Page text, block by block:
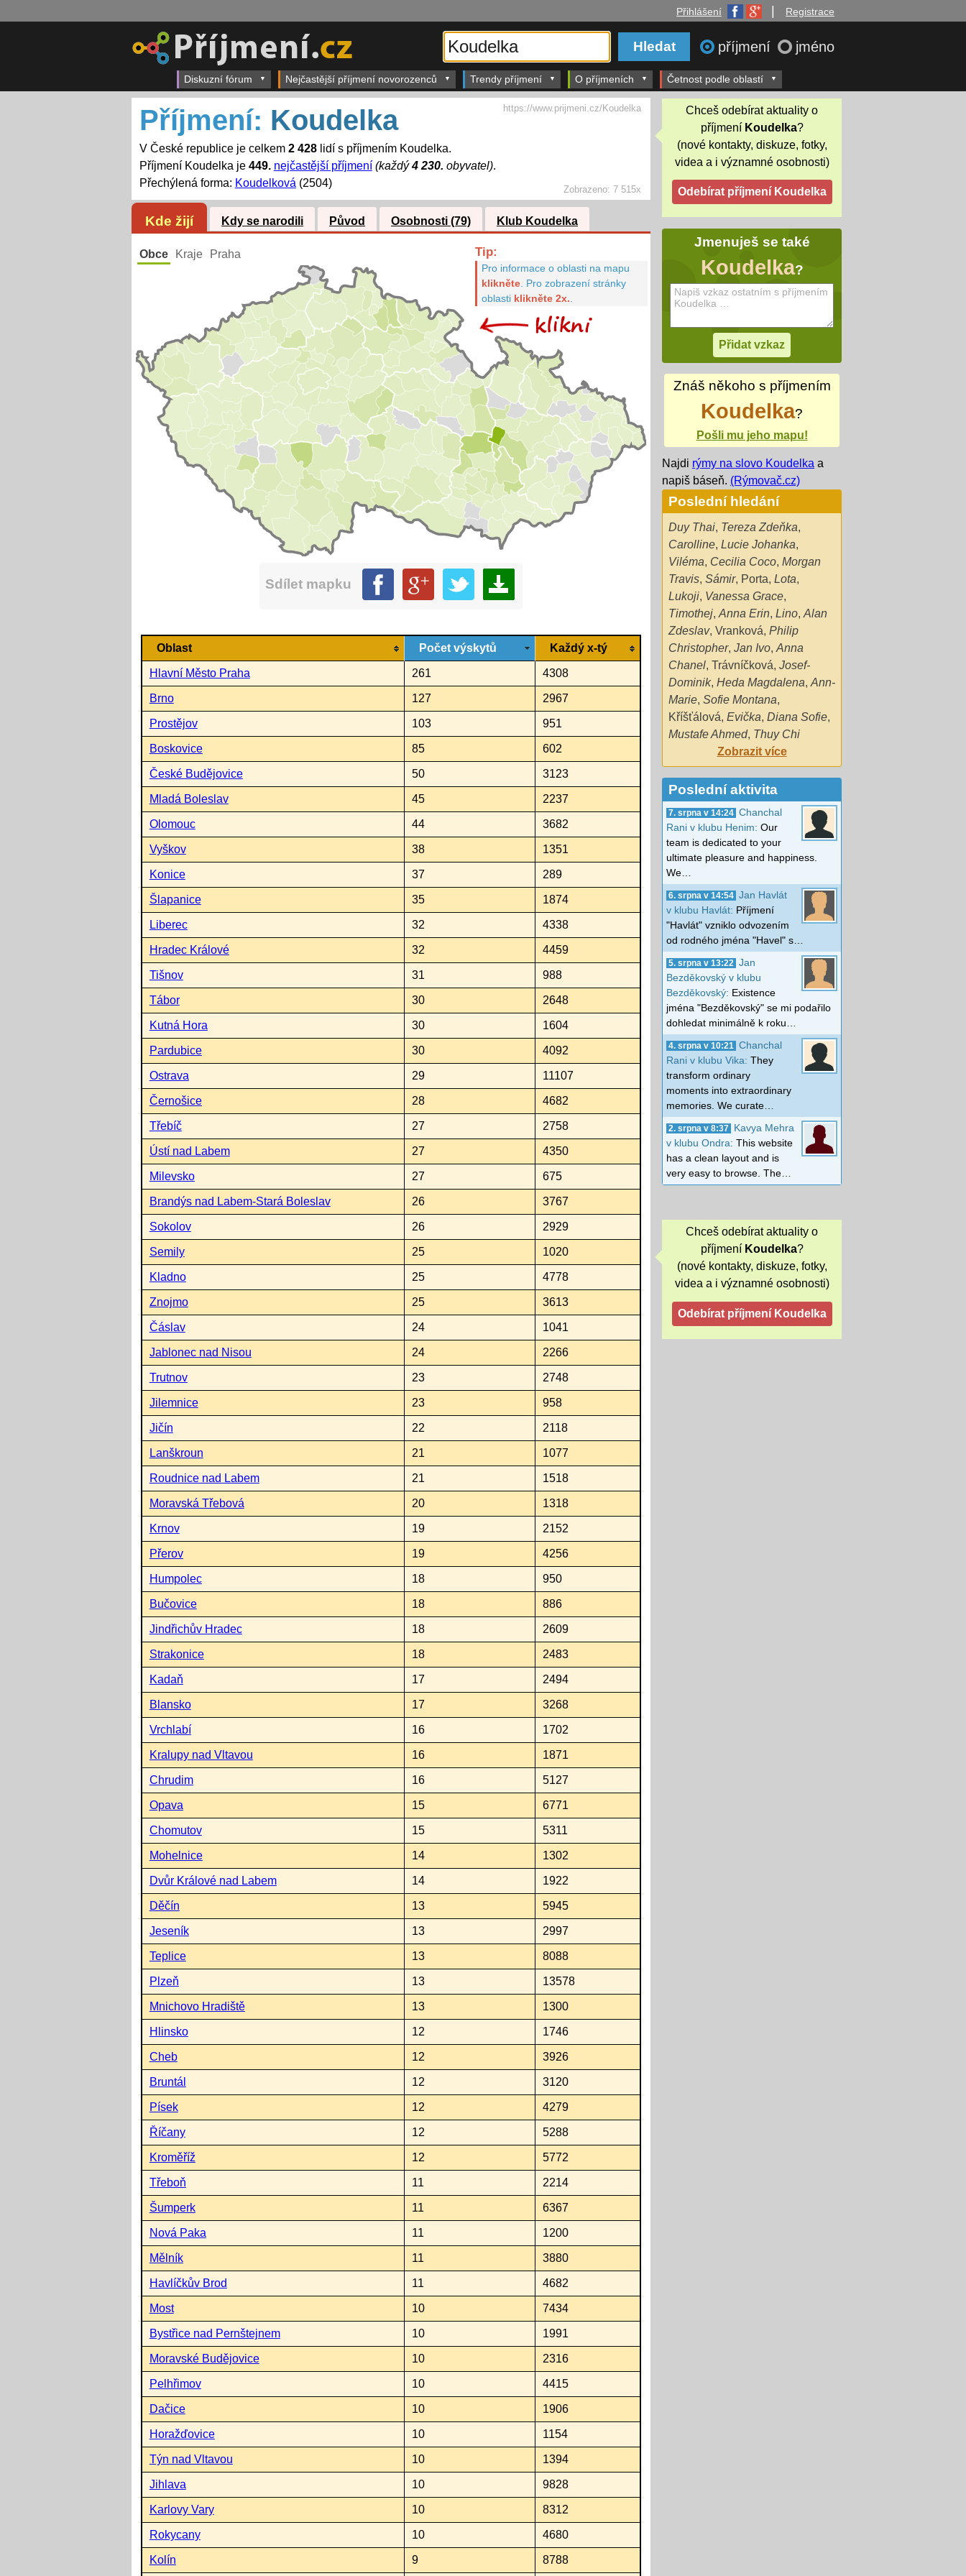
Přihlášení Registrace
příjmení jméno
Diskuzní fórum Nejčastější příjmení novorozenců Trendy příjmení O příjmeních Četnost podle oblastí
Zobrazeno:7 515x
Příjmení: Koudelka
V České republice je celkem 2 428lidí s příjmením Koudelka.
Příjmení Koudelka je 449. nejčastější příjmení (každý4 230. obyvatel).
Přechýlená forma: Koudelková (2504)
https://www.prijmeni.cz/Koudelka
Kde žijí Kdy se narodili Původ Osobnosti (79) Klub Koudelka
Obce Kraje Praha Tip:
Pro informace o oblasti na mapu
klikněte. Pro zobrazení stránky
oblasti klikněte 2x.
Sdílet mapku
Oblast Počet výskytů Každý x-tý
Hlavní Město Praha 261 4308
Brno 127 2967
Prostějov 103 951
Boskovice 85 602
České Budějovice 50 3123
Mladá Boleslav 45 2237
Olomouc 44 3682
Vyškov 38 1351
Konice 37 289
Šlapanice 35 1874
Liberec 32 4338
Hradec Králové 32 4459
Tišnov 31 988
Tábor 30 2648
Kutná Hora 30 1604
Pardubice 30 4092
Ostrava 29 11107
Černošice 28 4682
Třebíč 27 2758
Ústí nad Labem 27 4350
Milevsko 27 675
Brandýs nad Labem-Stará Boleslav 26 3767
Sokolov 26 2929
Semily 25 1020
Kladno 25 4778
Znojmo 25 3613
Čáslav 24 1041
Jablonec nad Nisou 24 2266
Trutnov 23 2748
Jilemnice 23 958
Jičín 22 2118
Lanškroun 21 1077
Roudnice nad Labem 21 1518
Moravská Třebová 20 1318
Krnov 19 2152
Přerov 19 4256
Humpolec 18 950
Bučovice 18 886
Jindřichův Hradec 18 2609
Strakonice 18 2483
Kadaň 17 2494
Blansko 17 3268
Vrchlabí 16 1702
Kralupy nad Vltavou 16 1871
Chrudim 16 5127
Opava 15 6771
Chomutov 15 5311
Mohelnice 14 1302
Dvůr Králové nad Labem 14 1922
Děčín 13 5945
Jeseník 13 2997
Teplice 13 8088
Plzeň 13 13578
Mnichovo Hradiště 13 1300
Hlinsko 12 1746
Cheb 12 3926
Bruntál 12 3120
Písek 12 4279
Říčany 12 5288
Kroměříž 12 5772
Třeboň 11 2214
Šumperk 11 6367
Nová Paka 11 1200
Mělník 11 3880
Havlíčkův Brod 11 4682
Most 10 7434
Bystřice nad Pernštejnem 10 1991
Moravské Budějovice 10 2316
Pelhřimov 10 4415
Dačice 10 1906
Horažďovice 10 1154
Týn nad Vltavou 10 1394
Jihlava 10 9828
Karlovy Vary 10 8312
Rokycany 10 4680
Kolín 9 8788
Chceš odebírat aktuality o
příjmení Koudelka?
(nové kontakty, diskuze, fotky,
videa a i významné osobnosti)
Jmenuješ se také
Koudelka?
Znáš někoho s příjmením
Koudelka?
Pošli mu jeho mapu!
Najdi rýmy na slovo Koudelka a
napiš báseň. (Rýmovač.cz)
Poslední hledání
Duy Thai, Tereza Zdeňka,
Carolline, Lucie Johanka,
Viléma, Cecilia Coco, Morgan
Travis, Sámir, Porta, Lota,
Lukoji, Vanessa Grace,
Timothej, Anna Erin, Lino, Alan
Zdeslav, Vranková, Philip
Christopher, Jan Ivo, Anna
Chanel, Trávníčková, Josef-
Dominik, Heda Magdalena, Ann-
Marie, Sofie Montana,
Kříšťálová, Evička, Diana Sofie,
Mustafe Ahmed, Thuy Chi
Zobrazit více
Poslední aktivita
7. srpna v 14:24 Chanchal
Rani v klubu Henim: Our
team is dedicated to your
ultimate pleasure and happiness.
We…
6. srpna v 14:54 Jan Havlát
v klubu Havlát: Příjmení
"Havlát" vzniklo odvozením
od rodného jména "Havel" s…
5. srpna v 13:22
Jan
Bezděkovský v klubu
Bezděkovský: Existence
jména "Bezděkovský" se mi podařilo
dohledat minimálně k roku…
4. srpna v 10:21
Chanchal
Rani v klubu Vika: They
transform ordinary
moments into extraordinary
memories. We curate…
2. srpna v 8:37
Kavya Mehra
v klubu Ondra: This website
has a clean layout and is
very easy to browse. The…
Chceš odebírat aktuality o
příjmení Koudelka?
(nové kontakty, diskuze, fotky,
videa a i významné osobnosti)